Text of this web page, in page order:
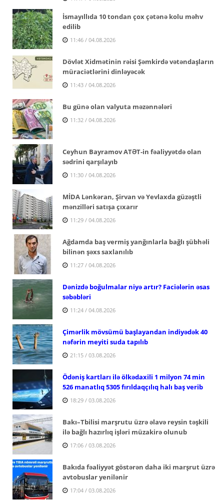
İsmayıllıda 10 tondan çox çətənə kolu məhv
edilib
11:46 / 04.08.2026
Dövlət Xidmətinin rəisi Şəmkirdə vətəndaşların
müraciətlərini dinləyəcək
11:43 / 04.08.2026
Bu günə olan valyuta məzənnələri
11:32 / 04.08.2026
Ceyhun Bayramov ATƏT-in fəaliyyətdə olan
sədrini qarşılayıb
11:30 / 04.08.2026
MİDA Lənkəran, Şirvan və Yevlaxda güzəştli
mənzilləri satışa çıxarır
11:29 / 04.08.2026
Ağdamda baş vermiş yanğınlarla bağlı şübhəli
bilinən şəxs saxlanılıb
11:27 / 04.08.2026
Dənizdə boğulmalar niyə artır? Faciələrin əsas
səbəbləri
11:24 / 04.08.2026
Çimərlik mövsümü başlayandan indiyədək 40
nəfərin meyiti suda tapılıb
21:15 / 03.08.2026
Ödəniş kartları ilə ölkədaxili 1 milyon 74 min
526 manatlıq 5305 fırıldaqçılıq halı baş verib
18:29 / 03.08.2026
Bakı–Tbilisi marşrutu üzrə əlavə reysin təşkili
ilə bağlı hazırlıq işləri müzakirə olunub
17:06 / 03.08.2026
Bakıda fəaliyyət göstərən daha iki marşrut üzrə
avtobuslar yenilənir
17:04 / 03.08.2026